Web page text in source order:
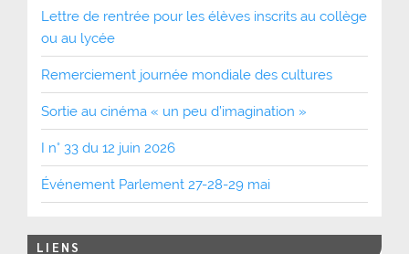
Lettre de rentrée pour les élèves inscrits au collège
ou au lycée
Remerciement journée mondiale des cultures
Sortie au cinéma « un peu d’imagination »
I n° 33 du 12 juin 2026
Événement Parlement 27-28-29 mai
LIENS